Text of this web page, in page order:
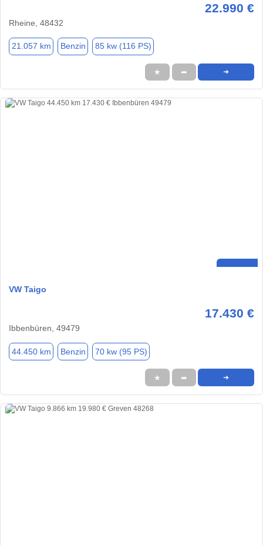
22.990 €
Rheine, 48432
21.057 km Benzin 85 kw (116 PS)
★ ➦ ➜
VW Taigo
17.430 €
Ibbenbüren, 49479
44.450 km Benzin 70 kw (95 PS)
★ ➦ ➜